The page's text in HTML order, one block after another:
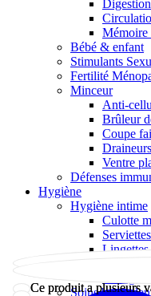
Ce produit a plusieurs
Ce produit a plusieurs
Mémoire
Bébé & enfant
Stimulants
Fertilité
Minceur
Anti-
Brûleur
Coupe
Ventre
Défenses
Hygiène
Hygiène intime
Culotte
Soins